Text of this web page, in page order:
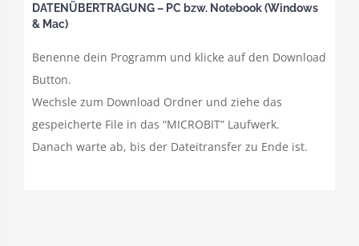
DATENÜBERTRAGUNG – PC bzw. Notebook (Windows
& Mac)
Benenne dein Programm und klicke auf den Download
Button.
Wechsle zum Download Ordner und ziehe das
gespeicherte File in das “MICROBIT” Laufwerk.
Danach warte ab, bis der Dateitransfer zu Ende ist.